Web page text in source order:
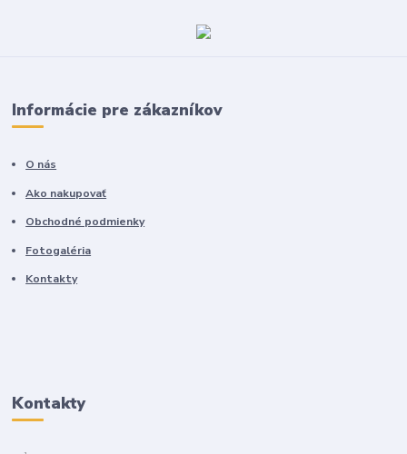
Informácie pre zákazníkov
O nás
Ako nakupovať
Obchodné podmienky
Fotogaléria
Kontakty
Kontakty